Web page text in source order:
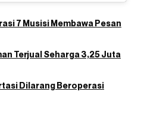
7 Musisi Membawa Pesan
Terjual Seharga 3,25 Juta
Dilarang Beroperasi